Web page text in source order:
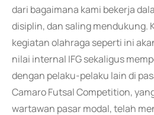
dari bagaimana kami bekerja
disiplin, dan saling mendukung.
kegiatan olahraga seperti ini
nilai internal IFG sekaligus
dengan pelaku-pelaku lain di
Camaro Futsal Competition,
wartawan pasar modal, telah